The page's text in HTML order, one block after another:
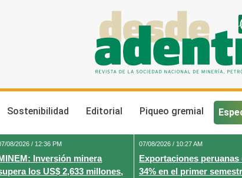
Sostenibilidad Editorial Piqueo gremial
08/2026 / 12:36 PM
Inversión minera
los US$ 2,633 millones,
07/08/2026 / 10:27 AM
Exportaciones peruanas
34% en el primer